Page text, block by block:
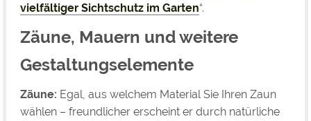
vielfältiger Sichtschutz im Garten“.
Zäune, Mauern und weitere
Gestaltungselemente
Zäune: Egal, aus welchem Material Sie Ihren Zaun
wählen – freundlicher erscheint er durch natürliche